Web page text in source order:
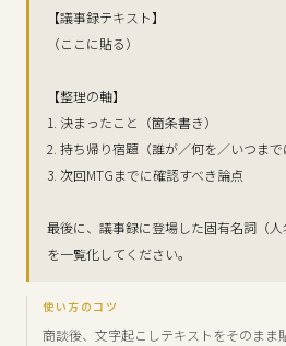
【議事録テキスト】
（ここに貼る）
【整理の軸】
1. 決まったこと（箇条書き）
2. 持ち帰り宿題（誰が／何を／いつまで
3. 次回MTGまでに確認すべき論点
最後に、議事録に登場した固有名詞（人
を一覧化してください。
使い方のコツ
商談後、文字起こしテキストをそのまま